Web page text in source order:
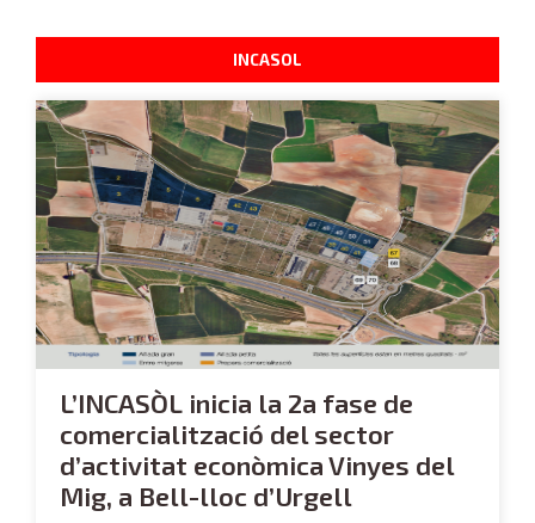
INCASOL
L’INCASÒL inicia la 2a fase de
comercialització del sector
d’activitat econòmica Vinyes del
Mig, a Bell-lloc d’Urgell